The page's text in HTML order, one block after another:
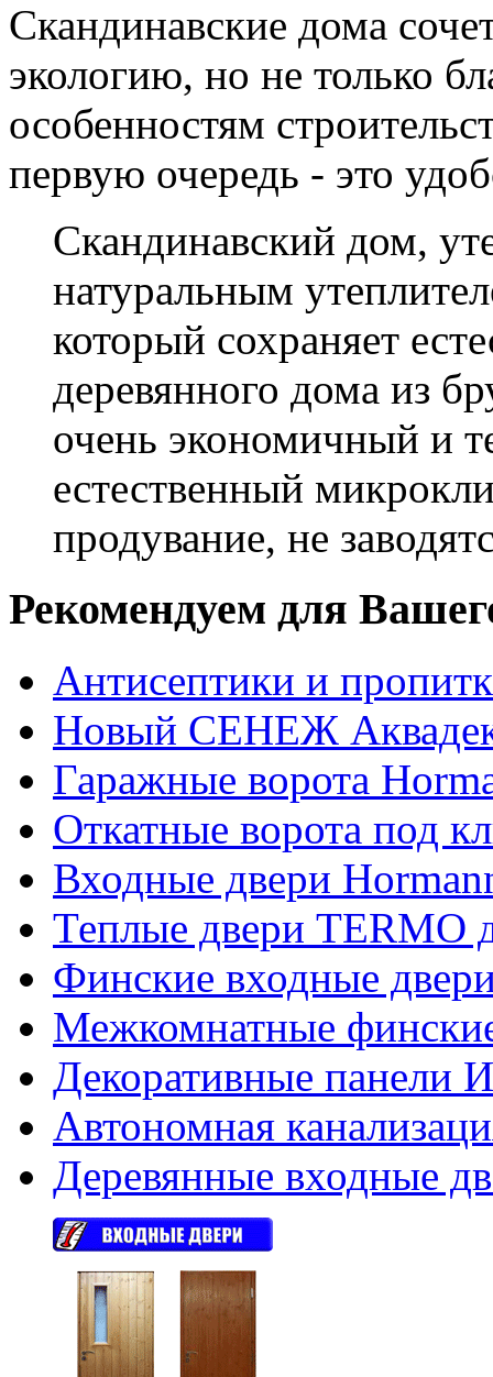
Скандинавские дома
экологию, но не только
особенностям
первую очередь - это
Скандинавский дом,
натуральным
который сохраняет
деревянного дома из
очень экономичный и
естественный
продувание, не
Рекомендуем для
Антисептики и
Новый СЕНЕЖ
Гаражные ворота
Откатные ворота под
Входные двери
Теплые двери TERMO
Финские входные
Межкомнатные
Декоративные панели
Автономная
Деревянные входные